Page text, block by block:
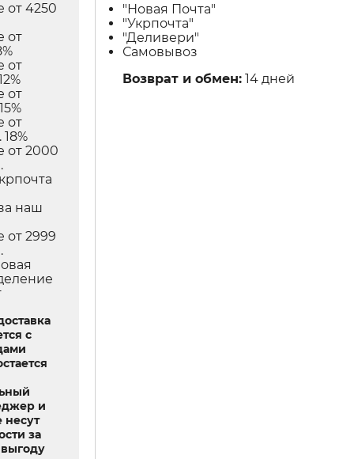
от 4250
от
от
от
от
от 2000
наш
от 2999
с
и
несут
за
"Новая Почта"
"Укрпочта"
"Деливери"
Самовывоз
Возврат и обмен: 14 дней